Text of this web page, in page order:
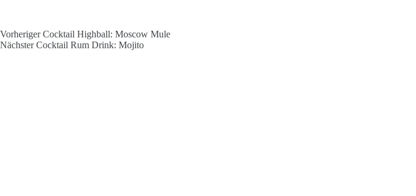
VorherigerCocktail Highball: Moscow Mule
NächsterCocktail Rum Drink: Mojito